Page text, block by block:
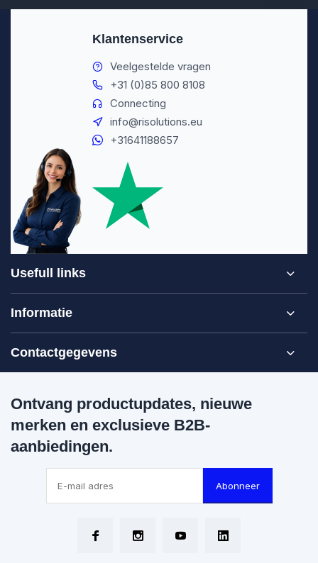
Klantenservice
Veelgestelde vragen
+31 (0)85 800 8108
Connecting
info@risolutions.eu
+31641188657
Usefull links
Informatie
Contactgegevens
Ontvang productupdates, nieuwe
merken en exclusieve B2B-
aanbiedingen.
Abonneer